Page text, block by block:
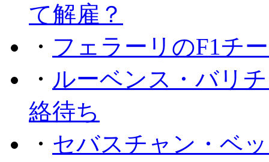
て解雇？
・ フェラーリのF1チ
・ ルーベンス・バリ
絡待ち
・ セバスチャン・ベ